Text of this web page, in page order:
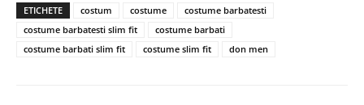
ETICHETE costum costume
costume barbatesti
costume barbatesti slim fit
costume barbati
costume barbati slim fit
costume slim fit don men